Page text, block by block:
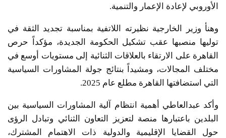
الأوروبي لإعادة الإعمار والتنمية.
وهنأ وزير الخارجية نظيرته اللاتفية بمناسبة تجديد الثقة في
توليها منصبها عقب تشكيل الحكومة الجديدة، مؤكداً حرص
القاهرة على الارتقاء بالعلاقات الثنائية إلى مستويات أوسع في
مختلف المجالات، ومشيداً بنتائج جولة المشاورات السياسية
التي استضافتها القاهرة مطلع عام 2025.
وأكد عبدالعاطي أهمية انتظام آلية المشاورات السياسية بين
البلدين باعتبارها منصة لتعزيز التعاون الثنائي وتبادل الرؤى
حول القضايا الإقليمية والدولية ذات الاهتمام المشترك،